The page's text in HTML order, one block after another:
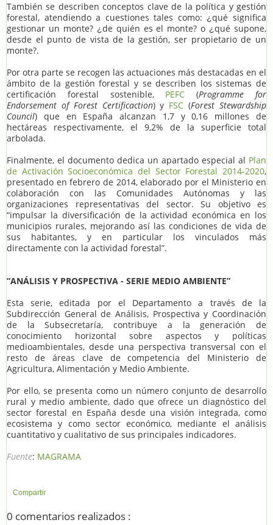
También se describen conceptos clave de la política y gestión
forestal, atendiendo a cuestiones tales como: ¿qué significa
gestionar un monte? ¿de quién es el monte? o ¿qué supone,
desde el punto de vista de la gestión, ser propietario de un
monte?.
Por otra parte se recogen las actuaciones más destacadas en el
ámbito de la gestión forestal y se describen los sistemas de
certificación forestal sostenible, PEFC (Programme for
Endorsement of Forest Certificaction) y FSC (Forest Stewardship
Council) que en España alcanzan 1,7 y 0,16 millones de
hectáreas respectivamente, el 9,2% de la superficie total
arbolada.
Finalmente, el documento dedica un apartado especial al Plan
de Activación Socioeconómica del Sector Forestal 2014-2020,
presentado en febrero de 2014, elaborado por el Ministerio en
colaboración con las Comunidades Autónomas y las
organizaciones representativas del sector. Su objetivo es
“impulsar la diversificación de la actividad económica en los
municipios rurales, mejorando así las condiciones de vida de
sus habitantes, y en particular los vinculados más
directamente con la actividad forestal”.
“ANÁLISIS Y PROSPECTIVA - SERIE MEDIO AMBIENTE”
Esta serie, editada por el Departamento a través de la
Subdirección General de Análisis, Prospectiva y Coordinación
de la Subsecretaría, contribuye a la generación de
conocimiento horizontal sobre aspectos y políticas
medioambientales, desde una perspectiva transversal con el
resto de áreas clave de competencia del Ministerio de
Agricultura, Alimentación y Medio Ambiente.
Por ello, se presenta como un número conjunto de desarrollo
rural y medio ambiente, dado que ofrece un diagnóstico del
sector forestal en España desde una visión integrada, como
ecosistema y como sector económico, mediante el análisis
cuantitativo y cualitativo de sus principales indicadores.
Fuente: MAGRAMA
Compartir
0 comentarios realizados :